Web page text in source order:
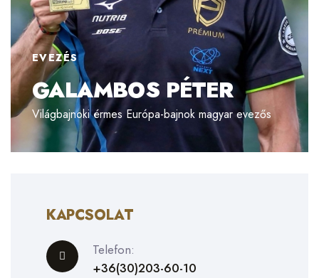
EVEZÉS
GALAMBOS PÉTER
Világbajnoki érmes Európa-bajnok magyar evezős
KAPCSOLAT
Telefon:
+36(30)203-60-10